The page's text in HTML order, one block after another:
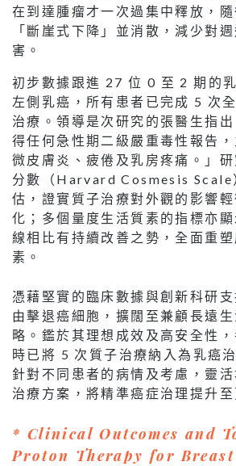
在到達腫瘤才一次過集中釋放，
「斷崖式下降」並消散，減少對
害。
初步數據跟進 27 位 0 至 2 期的
左側乳癌，所有患者已完成 5 次
治療。領導是次研究的張醫生指
得任何急性期二級嚴重毒性報告
微皮膚炎、疲倦及乳房疼痛。」
分數（Harvard Cosmesis Scale
估，證實質子治療對外觀的影響
化；多個量度生活質素的指標亦
線相比有持續改善之勢，全面重
素。
憑藉堅實的臨床數據與創新科研
由擊退癌細胞，擴闊至兼顧長遠
略。鑑於其理想成效及高安全性
時已將 5 次質子治療納入為乳癌
針對不同患者的病情及考慮，靈
治療方案，將精準癌症治理提升至
* Clinical Outcomes and
Proton Therapy for Breast